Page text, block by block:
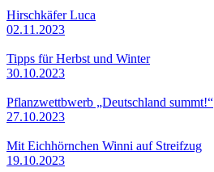
Hirschkäfer Luca
02.11.2023
Tipps für Herbst und Winter
30.10.2023
Pflanzwettbwerb „Deutschland summt!“
27.10.2023
Mit Eichhörnchen Winni auf Streifzug
19.10.2023